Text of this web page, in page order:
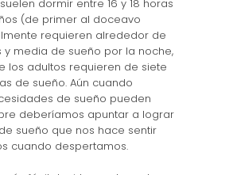
dormir entre 16 y 18 horas
(de primer al doceavo
requieren alrededor de
y media de sueño por la noche,
los adultos requieren de siete
de sueño. Aún cuando
de sueño pueden
deberíamos apuntar a lograr
sueño que nos hace sentir
cuando despertamos.